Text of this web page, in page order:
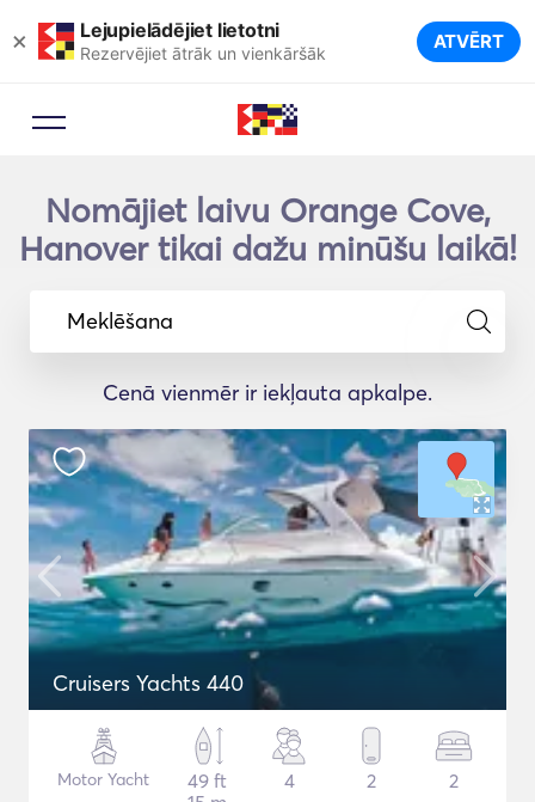
× Lejupielādējiet lietotni
Rezervējiet ātrāk un vienkāršāk ATVĒRT
Nomājiet laivu Orange Cove,
Hanover tikai dažu minūšu laikā!
Meklēšana
Cenā vienmēr ir iekļauta apkalpe.
Cruisers Yachts 440
Motor Yacht
49 ft
4 2 2